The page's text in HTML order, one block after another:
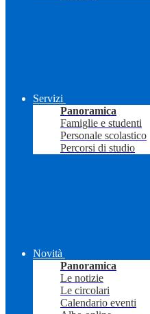
Servizi
Panoramica
Famiglie e studenti
Personale scolastico
Percorsi di studio
Novità
Panoramica
Le notizie
Le circolari
Calendario eventi